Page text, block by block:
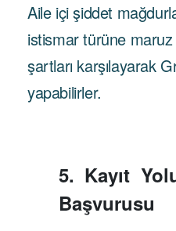
Aile içi şiddet
istismar türüne
şartları karşılayarak
yapabilirler.
5. Kayıt
Başvurusu